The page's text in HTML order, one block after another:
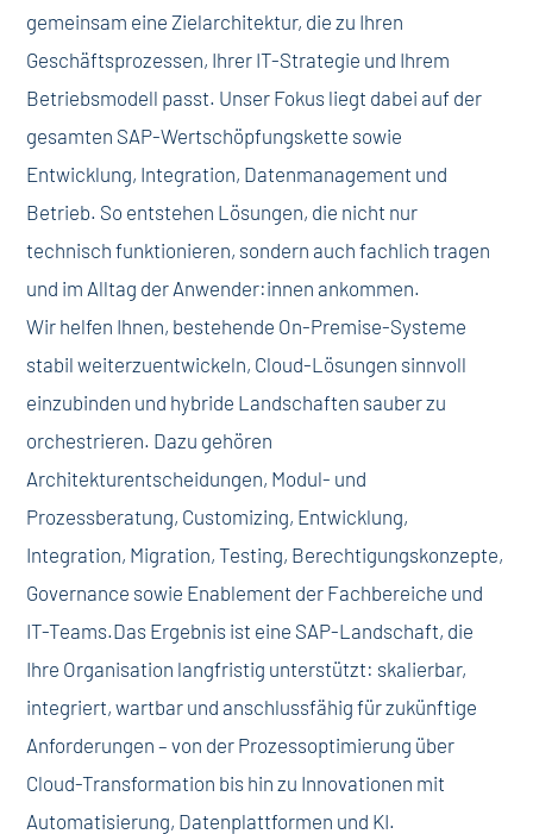
gemeinsam eine Zielarchitektur, die zu Ihren
Geschäftsprozessen, Ihrer IT-Strategie und Ihrem
Betriebsmodell passt. Unser Fokus liegt dabei auf der
gesamten SAP-Wertschöpfungskette sowie
Entwicklung, Integration, Datenmanagement und
Betrieb. So entstehen Lösungen, die nicht nur
technisch funktionieren, sondern auch fachlich tragen
und im Alltag der Anwender:innen ankommen.
Wir helfen Ihnen, bestehende On-Premise-Systeme
stabil weiterzuentwickeln, Cloud-Lösungen sinnvoll
einzubinden und hybride Landschaften sauber zu
orchestrieren. Dazu gehören
Architekturentscheidungen, Modul- und
Prozessberatung, Customizing, Entwicklung,
Integration, Migration, Testing, Berechtigungskonzepte,
Governance sowie Enablement der Fachbereiche und
IT-Teams.Das Ergebnis ist eine SAP-Landschaft, die
Ihre Organisation langfristig unterstützt: skalierbar,
integriert, wartbar und anschlussfähig für zukünftige
Anforderungen – von der Prozessoptimierung über
Cloud-Transformation bis hin zu Innovationen mit
Automatisierung, Datenplattformen und KI.